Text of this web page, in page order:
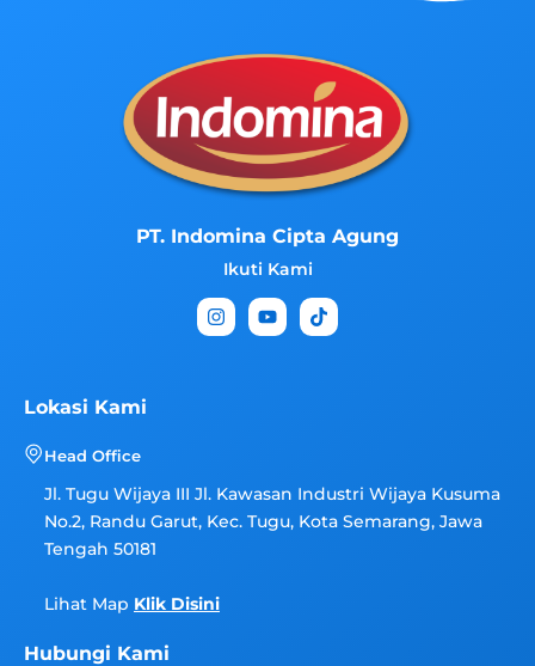
PT. Indomina Cipta Agung
Ikuti Kami
I
n
s
Y
o
u
T
i
k
Lokasi Kami
Head Office
Jl. Tugu Wijaya III Jl. Kawasan Industri Wijaya Kusuma
No.2, Randu Garut, Kec. Tugu, Kota Semarang, Jawa
Tengah 50181
Lihat Map Klik Disini
Hubungi Kami